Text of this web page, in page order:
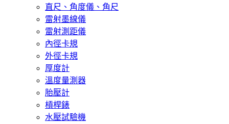
直尺、角度儀、角尺
雷射墨線儀
雷射測距儀
內徑卡規
外徑卡規
厚度計
溫度量測器
胎壓計
槓桿錶
水壓試驗機